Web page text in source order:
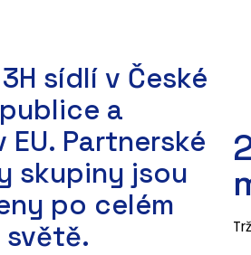
sídlí v České
a
Partnerské
skupiny jsou
po celém
světě.